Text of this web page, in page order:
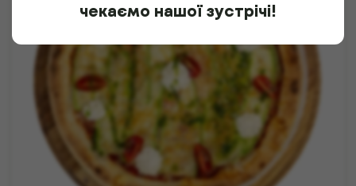
чекаємо нашої зустрічі!